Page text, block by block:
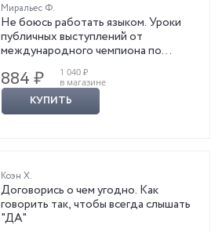
Миральес Ф.
Не боюсь работать языком. Уроки
публичных выступлений от
международного чемпиона по
ораторскому искусству
884 ₽
1 040 ₽
в магазине
КУПИТЬ
Коэн Х.
Договорись о чем угодно. Как
говорить так, чтобы всегда слышать
"ДА"